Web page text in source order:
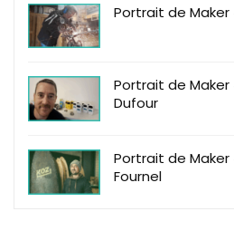
Portrait de Maker
Portrait de Maker
Dufour
Portrait de
Fournel